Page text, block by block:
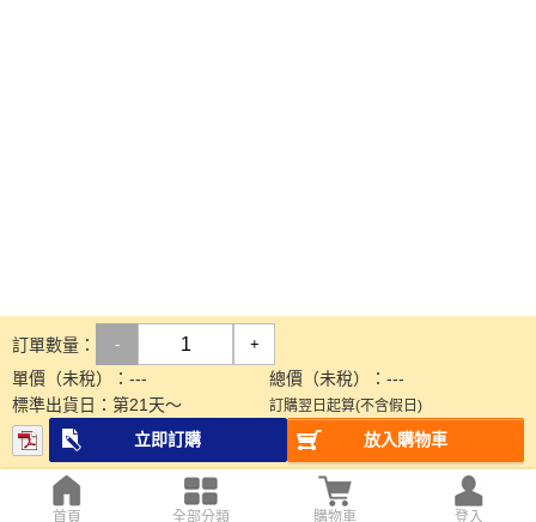
訂單數量： - +
單價（未稅）： --- 總價（未稅）： ---
標準出貨日： 第21 天～ 訂購翌日起算(不含假日)
立即訂購 放入購物車
首頁 全部分類 購物車 登入